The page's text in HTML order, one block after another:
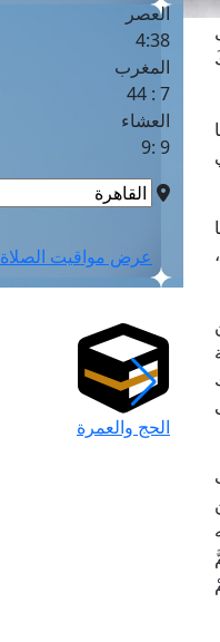
العصر
4:38
المغرب
7 : 44
العشاء
9 :9
عرض مواقيت الصلاة
الحج والعمرة